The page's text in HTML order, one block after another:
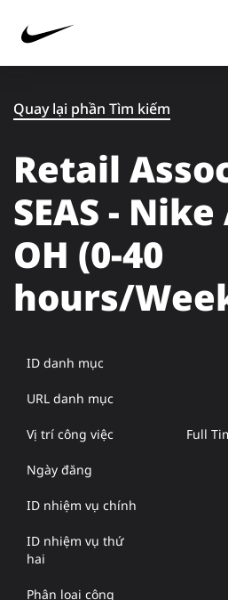
Quay lại phần Tìm kiếm
Retail
SEAS -
OH (0-40
hours/
ID danh mục
URL danh mục
Vị trí công việc Full
Ngày đăng
ID nhiệm vụ chính
ID nhiệm vụ thứ
hai
Phân loại công